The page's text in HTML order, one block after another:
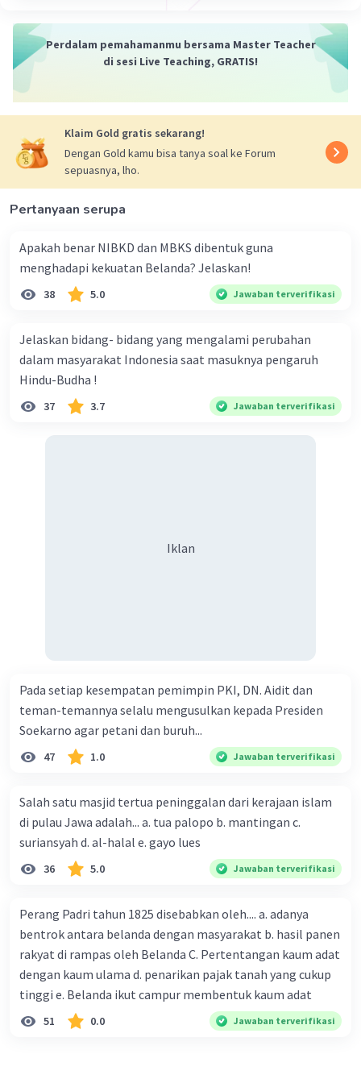
Letkol Isdiman adalah salah satu dari banyak pejuang
yang berjuang keras untuk kemerdekaan Indonesia
selama periode Revolusi Nasional. Namun, informasi
lebih lanjut tentang biografinya mungkin terbatas
tersedia. Meskipun begitu, jasanya dalam perjuangan
Indonesia.
Beri Rating·0.0
Perdalam pemahamanmu bersama Master Teacher
di sesi Live Teaching, GRATIS!
Klaim Gold gratis sekarang!
Dengan Gold kamu bisa tanya soal ke Forum
sepuasnya, lho.
Pertanyaan serupa
Apakah benar NIBKD dan MBKS dibentuk guna
menghadapi kekuatan Belanda? Jelaskan!
38 5.0 Jawaban terverifikasi
Jelaskan bidang- bidang yang mengalami perubahan
dalam masyarakat Indonesia saat masuknya pengaruh
Hindu-Budha !
37 3.7 Jawaban terverifikasi
Iklan
Pada setiap kesempatan pemimpin PKI, DN. Aidit dan
teman-temannya selalu mengusulkan kepada Presiden
Soekarno agar petani dan buruh...
47 1.0 Jawaban terverifikasi
Salah satu masjid tertua peninggalan dari kerajaan islam
di pulau Jawa adalah... a. tua palopo b. mantingan c.
suriansyah d. al-halal e. gayo lues
36 5.0 Jawaban terverifikasi
Perang Padri tahun 1825 disebabkan oleh.... a. adanya
bentrok antara belanda dengan masyarakat b. hasil panen
rakyat di rampas oleh Belanda C. Pertentangan kaum adat
dengan kaum ulama d. penarikan pajak tanah yang cukup
tinggi e. Belanda ikut campur membentuk kaum adat
51 0.0 Jawaban terverifikasi